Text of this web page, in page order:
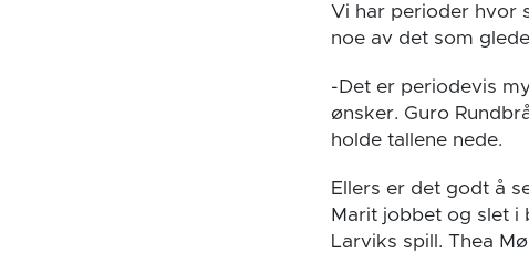
Vi har perioder hvor
noe av det som
-Det er periodevis
ønsker. Guro
holde tallene nede.
Ellers er det godt å
Marit jobbet og slet i
Larviks spill. Thea